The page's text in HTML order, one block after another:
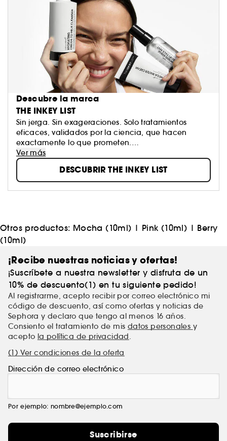
Descubre la marca
THE INKEY LIST
Sin jerga. Sin exageraciones. Solo tratamientos
eficaces, validados por la ciencia, que hacen
exactamente lo que prometen.
The INKEY List te muestra lo que tu piel realmente
necesita, no lo que simplemente está de moda.
Tanto si eres nuevo en el mundo del cuidado de la
piel como si ya eres un experto con una rutina bien
establecida, INKEY siempre está a tu lado, con
INKEY. Sin palabrería, solo una piel mejor.
Ver más
DESCUBRIR THE INKEY LIST
Otros productos: Mocha (10ml) | Pink (10ml) | Berry
(10ml)
¡Recibe nuestras noticias y ofertas!
¡Suscríbete a nuestra newsletter y disfruta de un
10% de descuento(1) en tu siguiente pedido!
Al registrarme, acepto recibir por correo electrónico mi
código de descuento, así como ofertas y noticias de
Sephora y declaro que tengo al menos 16 años.
Consiento el tratamiento de mis datos personales y
acepto la política de privacidad.
(1) Ver condiciones de la oferta
Dirección de correo electrónico
Por ejemplo: nombre@ejemplo.com
Suscribirse